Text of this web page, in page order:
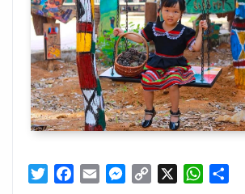
TwitterFacebook
Email Messenger
Copy